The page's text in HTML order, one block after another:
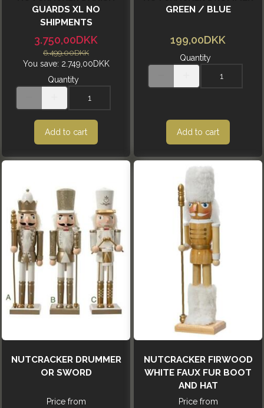
GUARDS XL NO
SHIPMENTS
3.750,00DKK
6.499,00DKK
You save: 2.749,00DKK
Quantity
Add to cart
GREEN / BLUE
199,00DKK
Quantity
Add to cart
NUTCRACKER DRUMMER
OR SWORD
Price from
NUTCRACKER FIRWOOD
WHITE FAUX FUR BOOT
AND HAT
Price from